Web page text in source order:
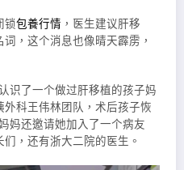
锁包養行情 ，医生建议肝移
，这个消息也像晴天霹雳，
识了一个做过肝移植的孩子妈
科王伟林团队，术后孩子恢
妈还邀请她加入了一个病友
，还有浙大二院的医生。